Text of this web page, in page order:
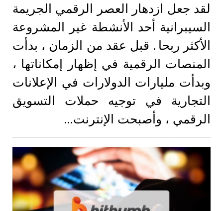
لقد جعل ازدهار العصر الرقمي الجريمة
السيبرانية أحد الأنشطة غير المشروعة
الأكثر ربحا . قبل عقد من الزمان ، بدأت
المنصات الرقمية في إظهار إمكاناتها ،
وبدأت مليارات الدولارات في الإعلانات
التجارية في توجيه حملات التسويق
الرقمي ، وأصبحت الإنترنت…